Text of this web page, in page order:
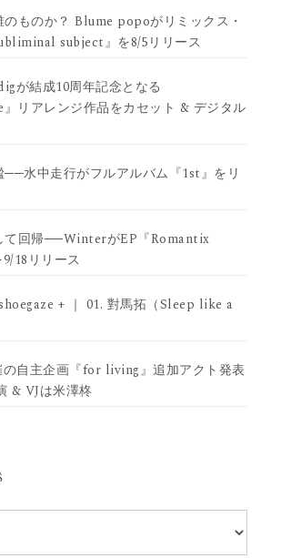
のものか？ Blume popoがリミックス・
subject』を8/5リリース
が結成10周年記念となる
』リアレンジ作品をカセット & デジタル
──水中走行がフルアルバム『1st』をリ
て回帰──WinterがEP『Romantix
18リリース
+ ｜ 01. 對馬拓（Sleep like a
自主企画『for living』追加アクト発表
& VJは米澤柊